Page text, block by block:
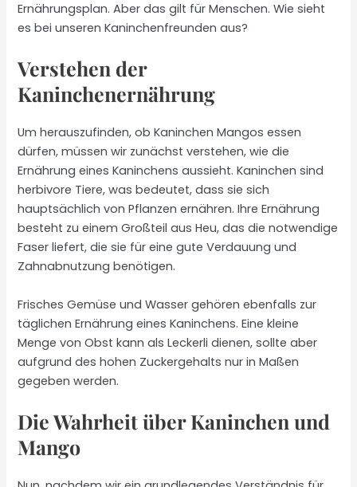
Ernährungsplan. Aber das gilt für Menschen. Wie sieht
es bei unseren Kaninchenfreunden aus?
Verstehen der
Kaninchenernährung
Um herauszufinden, ob Kaninchen Mangos essen
dürfen, müssen wir zunächst verstehen, wie die
Ernährung eines Kaninchens aussieht. Kaninchen sind
herbivore Tiere, was bedeutet, dass sie sich
hauptsächlich von Pflanzen ernähren. Ihre Ernährung
besteht zu einem Großteil aus Heu, das die notwendige
Faser liefert, die sie für eine gute Verdauung und
Zahnabnutzung benötigen.
Frisches Gemüse und Wasser gehören ebenfalls zur
täglichen Ernährung eines Kaninchens. Eine kleine
Menge von Obst kann als Leckerli dienen, sollte aber
aufgrund des hohen Zuckergehalts nur in Maßen
gegeben werden.
Die Wahrheit über Kaninchen und
Mango